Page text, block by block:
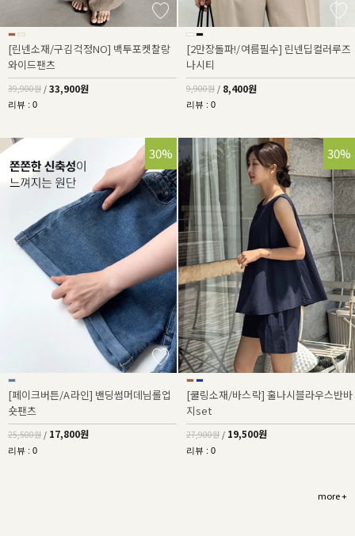
[린넨소재/구김걱정NO] 백투포켓찰랑
와이드팬츠
39,900원 / 33,900원
리뷰 : 0
[2만장돌파!/여름필수] 린넨딥컬러루즈
나시티
9,900원 / 8,400원
리뷰 : 0
30%
[페이크버튼/A라인] 밴딩썸머데님롤업
숏팬츠
25,500원 / 17,800원
리뷰 : 0
30%
[쿨링소재/바스락] 훌나시블라우스반바
지set
27,900원 / 19,500원
리뷰 : 0
more +